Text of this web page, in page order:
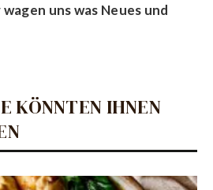
uns was Neues und
KÖNNTEN IHNEN